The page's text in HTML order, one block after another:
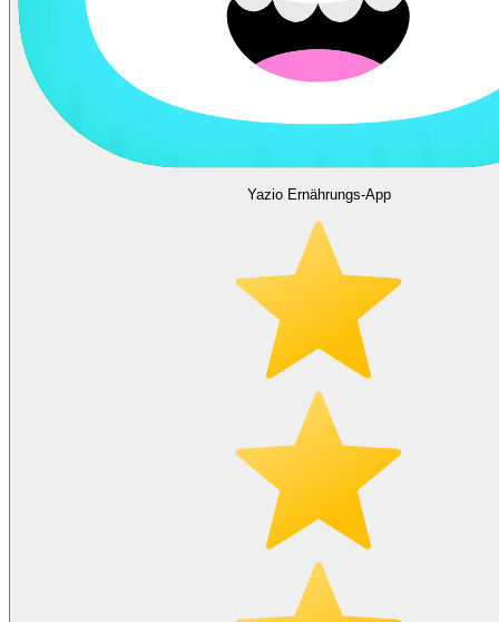
Yazio Ernährungs-App